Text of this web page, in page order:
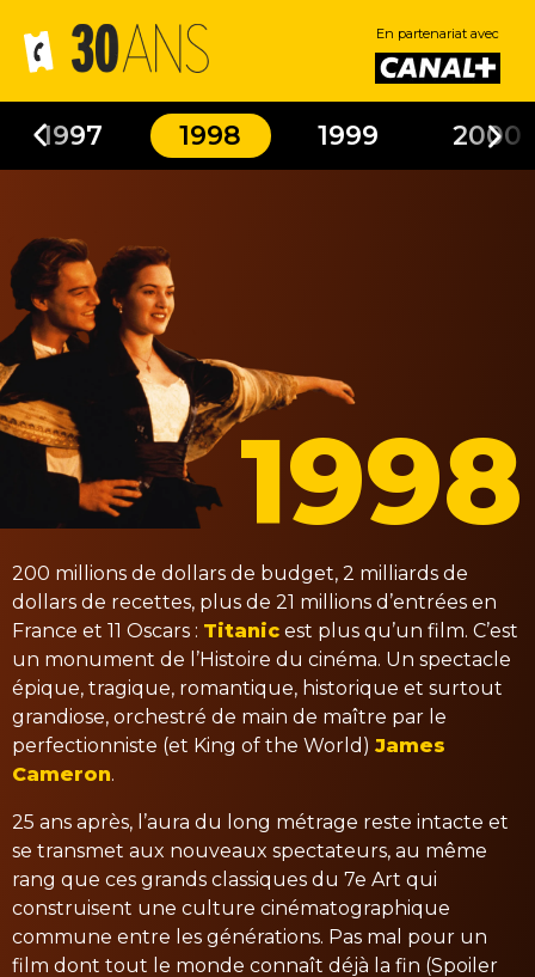
En partenariat avec
1997 1998 1999 2000
1998
200 millions de dollars de budget, 2 milliards de
dollars de recettes, plus de 21 millions d’entrées en
France et 11 Oscars : Titanic est plus qu’un film. C’est
un monument de l’Histoire du cinéma. Un spectacle
épique, tragique, romantique, historique et surtout
grandiose, orchestré de main de maître par le
perfectionniste (et King of the World) James
Cameron.
25 ans après, l’aura du long métrage reste intacte et
se transmet aux nouveaux spectateurs, au même
rang que ces grands classiques du 7e Art qui
construisent une culture cinématographique
commune entre les générations. Pas mal pour un
film dont tout le monde connaît déjà la fin (Spoiler